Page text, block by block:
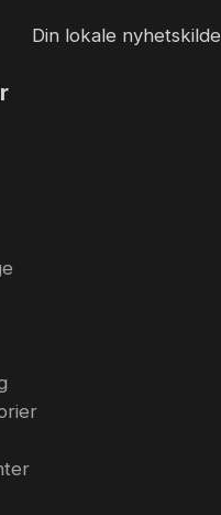
Din lokale nyhetskilde